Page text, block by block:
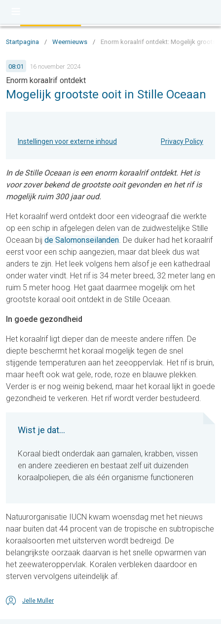
Startpagina / Weernieuws / Enorm koraalrif ontdekt: Mogelijk
08:01 16 november 2024
Enorm koraalrif ontdekt
Mogelijk grootste ooit in Stille Oceaan
Instellingen voor externe inhoud Privacy Policy
In de Stille Oceaan is een enorm koraalrif ontdekt. Het is
voor zover bekend de grootste ooit gevonden en het rif is
mogelijk ruim 300 jaar oud.
Het koraalrif werd ontdekt door een videograaf die werkte
op een schip in afgelegen delen van de zuidwestelijke Stille
Oceaan bij de Salomonseilanden. De duiker had het koraalrif
eerst voor een schip aangezien, maar dat bleek dus wat
anders te zijn. Het leek volgens hem alsof je een kathedraal
onder water vindt. Het rif is 34 meter breed, 32 meter lang en
ruim 5 meter hoog. Het gaat daarmee mogelijk om het
grootste koraal ooit ontdekt in de Stille Oceaan.
In goede gezondheid
Het koraalrif ligt dieper dan de meeste andere riffen. De
diepte beschermt het koraal mogelijk tegen de snel
stijgende temperaturen aan het zeeoppervlak. Het rif is bruin,
maar heeft ook wat gele, rode, roze en blauwe plekken.
Verder is er nog weinig bekend, maar het koraal lijkt in goede
gezondheid te verkeren. Het rif wordt verder bestudeerd.
Wist je dat...
Koraal biedt onderdak aan garnalen, krabben, vissen
en andere zeedieren en bestaat zelf uit duizenden
koraalpoliepen, die als één organisme functioneren
Natuurorganisatie IUCN kwam woensdag met het nieuws
naar buiten dat 44 procent van de tropische en subtropische
koraalsoorten met uitsterven wordt bedreigd. De
belangrijkste oorzaak daarvan is het snelle opwarmen van
het zeewateroppervlak. Koralen verbleken daardoor en
sterven vervolgens uiteindelijk af.
Jelle Muller